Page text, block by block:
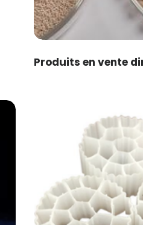
Produits en vente